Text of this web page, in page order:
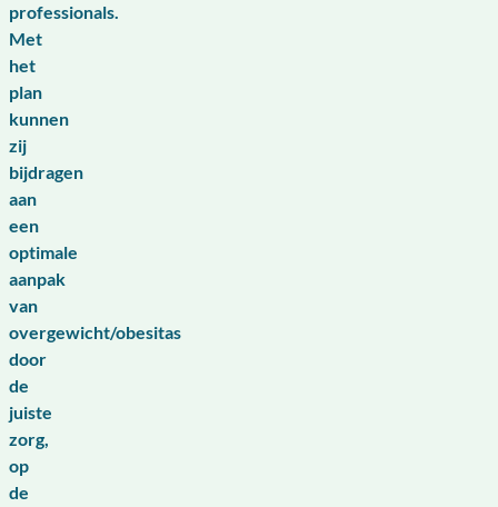
professionals.
Met
het
plan
kunnen
zij
bijdragen
aan
een
optimale
aanpak
van
overgewicht/obesitas
door
de
juiste
zorg,
op
de